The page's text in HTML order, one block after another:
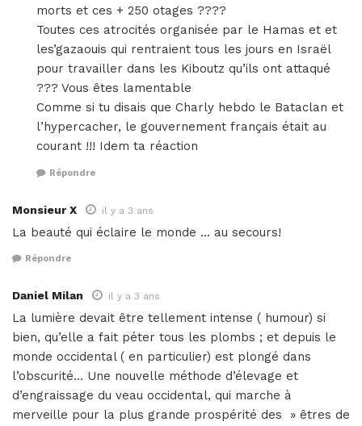
morts et ces + 250 otages ????
Toutes ces atrocités organisée par le Hamas et et
les’gazaouis qui rentraient tous les jours en Israël
pour travailler dans les Kiboutz qu’ils ont attaqué
??? Vous êtes lamentable
Comme si tu disais que Charly hebdo le Bataclan et
l’hypercacher, le gouvernement français était au
courant !!! Idem ta réaction
Répondre
Monsieur X il y a 3 ans
La beauté qui éclaire le monde … au secours!
Répondre
Daniel Milan il y a 3 ans
La lumière devait être tellement intense ( humour) si
bien, qu’elle a fait péter tous les plombs ; et depuis le
monde occidental ( en particulier) est plongé dans
l’obscurité… Une nouvelle méthode d’élevage et
d’engraissage du veau occidental, qui marche à
merveille pour la plus grande prospérité des » êtres de